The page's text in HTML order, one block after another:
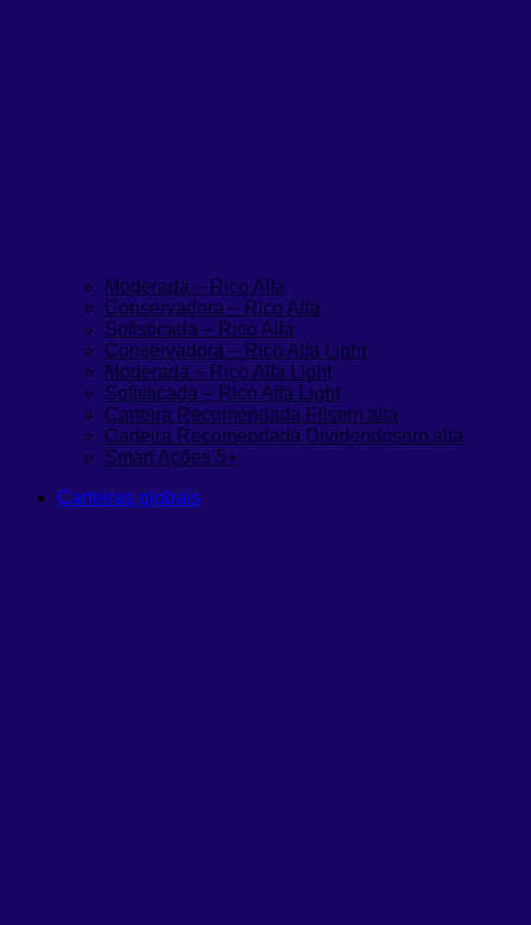
Moderada – Rico Alfa
Conservadora – Rico Alfa
Sofisticada – Rico Alfa
Conservadora – Rico Alfa Light
Moderada – Rico Alfa Light
Sofisticada – Rico Alfa Light
Carteira Recomendada FIIsem alta
Carteira Recomendada Dividendosem alta
Smart Ações 5+
Carteiras globais